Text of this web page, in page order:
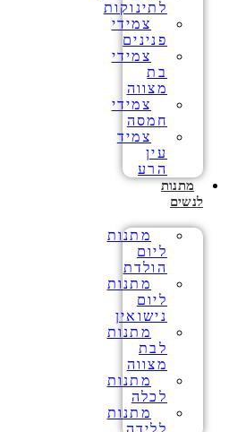
לתינוקות
צמידי
פנינים
צמידי
בת
מצווה
צמידי
חמסה
צמיד
עין
הרע
מתנות
לנשים
מתנות
ליום
הולדת
מתנות
ליום
נישואין
מתנות
לבת
מצווה
מתנות
לכלה
מתנות
ללידה